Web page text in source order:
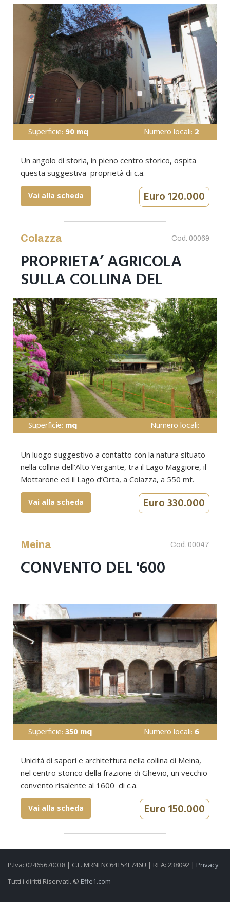
Superficie: 90 mq Numero locali: 2
Un angolo di storia, in pieno centro storico, ospita
questa suggestiva proprietà di c.a.
Euro 120.000
Vai alla scheda
Superficie: mq Numero locali:
Colazza Cod. 00069
PROPRIETA’ AGRICOLA
SULLA COLLINA DEL
VERGANTE
Un luogo suggestivo a contatto con la natura situato
nella collina dell’Alto Vergante, tra il Lago Maggiore, il
Mottarone ed il Lago d’Orta, a Colazza, a 550 mt.
Euro 330.000
Vai alla scheda
Superficie:350 mq Numero locali:6
Meina Cod. 00047
CONVENTO DEL '600
Unicità di sapori e architettura nella collina di Meina,
nel centro storico della frazione di Ghevio, un vecchio
convento risalente al 1600 di c.a.
Euro 150.000
Vai alla scheda
P.Iva: 02465670038 | C.F. MRNFNC64T54L746U | REA: 238092 | Privacy
Tutti i diritti Riservati. © Effe1.com